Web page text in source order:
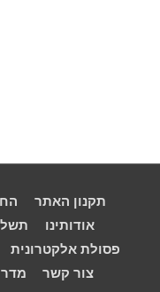
תקנון האתר
אודותינו
פסולת אלקטרונית
צור קשר